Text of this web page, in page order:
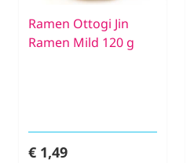
Ramen Ottogi Jin
Ramen Mild 120 g
€ 1,49